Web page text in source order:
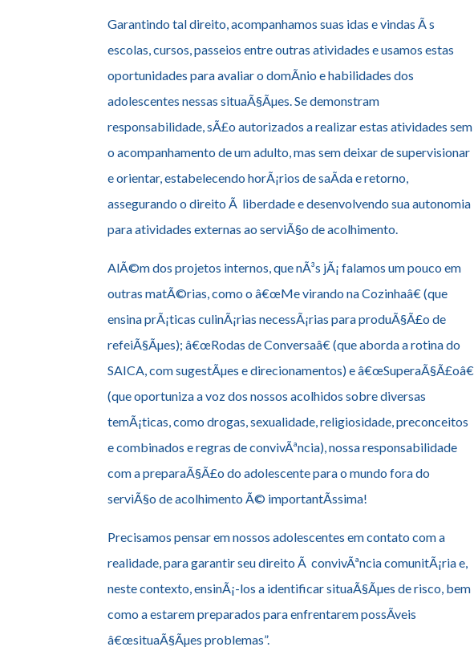
Garantindo tal direito, acompanhamos suas idas e vindas Ã s
escolas, cursos, passeios entre outras atividades e usamos estas
oportunidades para avaliar o domÃ­nio e habilidades dos
adolescentes nessas situaÃ§Ãµes. Se demonstram
responsabilidade, sÃ£o autorizados a realizar estas atividades sem
o acompanhamento de um adulto, mas sem deixar de supervisionar
e orientar, estabelecendo horÃ¡rios de saÃ­da e retorno,
assegurando o direito Ã liberdade e desenvolvendo sua autonomia
para atividades externas ao serviÃ§o de acolhimento.
AlÃ©m dos projetos internos, que nÃ³s jÃ¡ falamos um pouco em
outras matÃ©rias, como o â€œMe virando na Cozinhaâ€ (que
ensina prÃ¡ticas culinÃ¡rias necessÃ¡rias para produÃ§Ã£o de
refeiÃ§Ãµes); â€œRodas de Conversaâ€ (que aborda a rotina do
SAICA, com sugestÃµes e direcionamentos) e â€œSuperaÃ§Ã£oâ€
(que oportuniza a voz dos nossos acolhidos sobre diversas
temÃ¡ticas, como drogas, sexualidade, religiosidade, preconceitos
e combinados e regras de convivÃªncia), nossa responsabilidade
com a preparaÃ§Ã£o do adolescente para o mundo fora do
serviÃ§o de acolhimento Ã© importantÃ­ssima!
Precisamos pensar em nossos adolescentes em contato com a
realidade, para garantir seu direito Ã convivÃªncia comunitÃ¡ria e,
neste contexto, ensinÃ¡-los a identificar situaÃ§Ãµes de risco, bem
como a estarem preparados para enfrentarem possÃ­veis
â€œsituaÃ§Ãµes problemas”.